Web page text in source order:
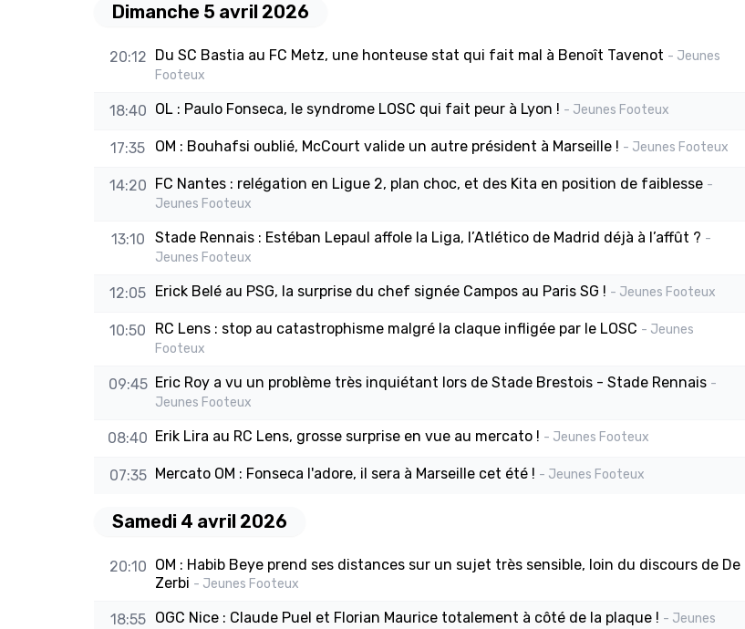
Dimanche 5 avril 2026
20:12 Du SC Bastia au FC Metz, une honteuse stat qui fait mal à Benoît Tavenot - Jeunes
Footeux
18:40 OL : Paulo Fonseca, le syndrome LOSC qui fait peur à Lyon ! - Jeunes Footeux
17:35 OM : Bouhafsi oublié, McCourt valide un autre président à Marseille ! - Jeunes Footeux
14:20 FC Nantes : relégation en Ligue 2, plan choc, et des Kita en position de faiblesse -
Jeunes Footeux
13:10 Stade Rennais : Estéban Lepaul affole la Liga, l’Atlético de Madrid déjà à l’affût ? -
Jeunes Footeux
12:05 Erick Belé au PSG, la surprise du chef signée Campos au Paris SG ! - Jeunes Footeux
10:50 RC Lens : stop au catastrophisme malgré la claque infligée par le LOSC - Jeunes
Footeux
09:45 Eric Roy a vu un problème très inquiétant lors de Stade Brestois - Stade Rennais -
Jeunes Footeux
08:40 Erik Lira au RC Lens, grosse surprise en vue au mercato ! - Jeunes Footeux
07:35 Mercato OM : Fonseca l'adore, il sera à Marseille cet été ! - Jeunes Footeux
Samedi 4 avril 2026
20:10 OM : Habib Beye prend ses distances sur un sujet très sensible, loin du discours de De
Zerbi - Jeunes Footeux
18:55 OGC Nice : Claude Puel et Florian Maurice totalement à côté de la plaque ! - Jeunes